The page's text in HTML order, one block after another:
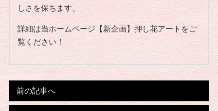
しさを保ちます。
詳細は当ホームページ【新企画】押し花アートをご
覧ください！
前の記事へ